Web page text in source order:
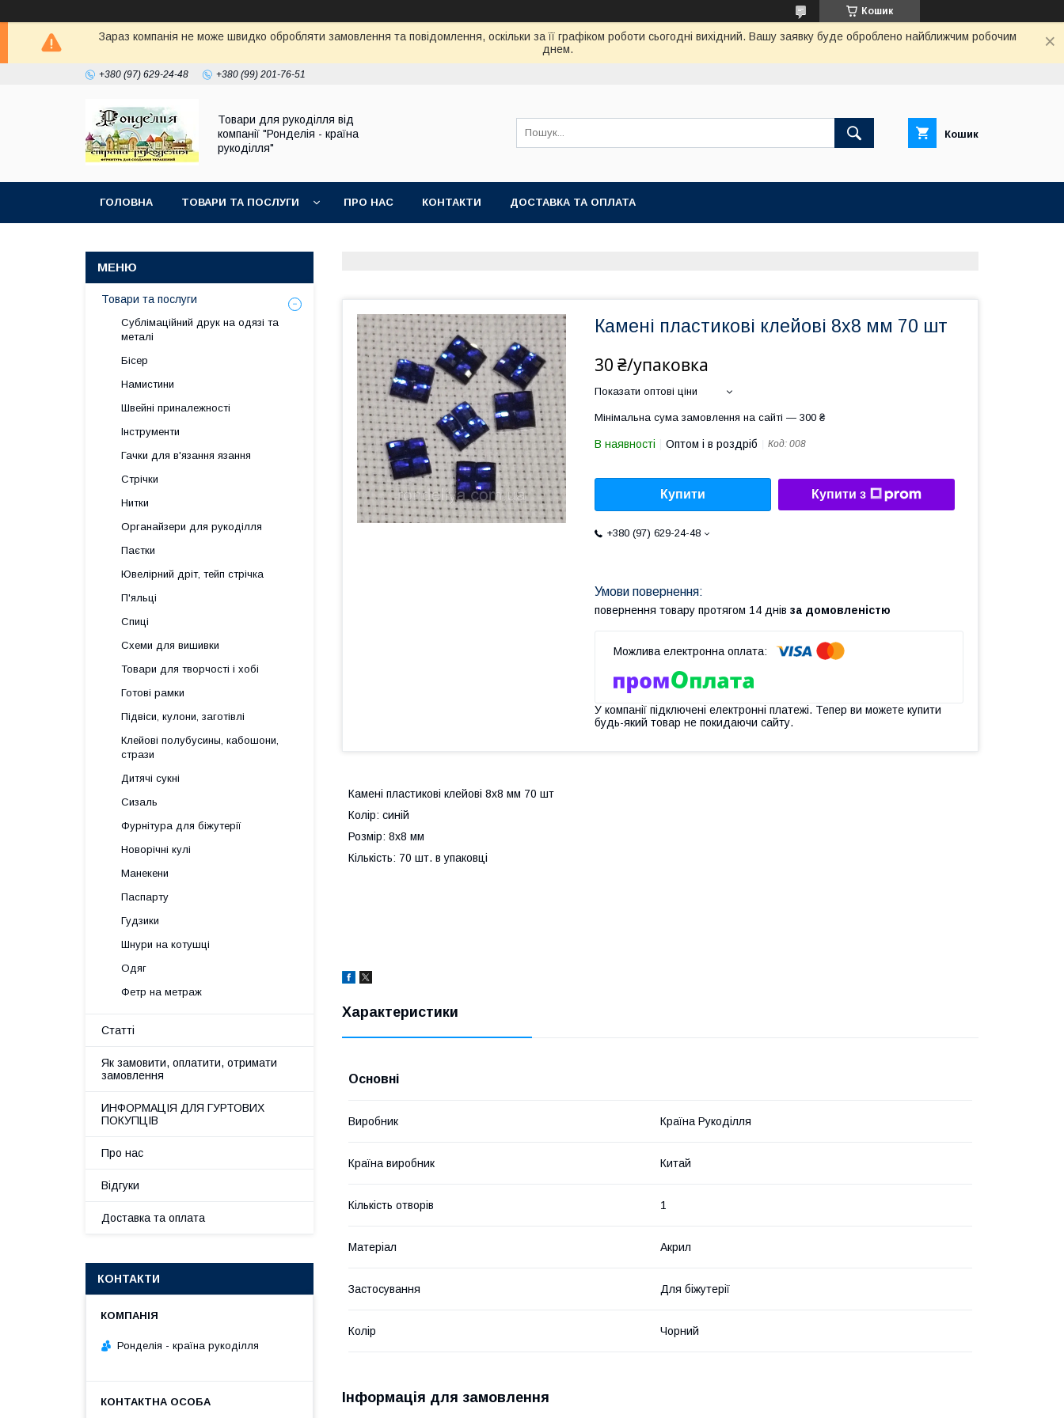
Кошик
Зараз компанія не може швидко обробляти замовлення та повідомлення, оскільки за її графіком роботи сьогодні вихідний. Вашу заявку буде оброблено найближчим робочим
днем.
+380 (97) 629-24-48 +380 (99) 201-76-51
Товари для рукоділля від
компанії "Ронделія - країна
рукоділля"
Кошик
ГОЛОВНА ТОВАРИ ТА ПОСЛУГИ ПРО НАС КОНТАКТИ ДОСТАВКА ТА ОПЛАТА
Камені пластикові клейові 8х8 мм 70 шт
30 ₴/упаковка
Показати оптові ціни
Мінімальна сума замовлення на сайті — 300 ₴
В наявності Оптом і в роздріб Код: 008
Купити Купити з
+380 (97) 629-24-48
повернення товару протягом 14 днів за домовленістю
У компанії підключені електронні платежі. Тепер ви можете купити
будь-який товар не покидаючи сайту.
Камені пластикові клейові 8х8 мм 70 шт
Колір: синій
Розмір: 8х8 мм
Кількість: 70 шт. в упаковці
Характеристики
Основні
Виробник Країна Рукоділля
Країна виробник Китай
Кількість отворів 1
Матеріал Акрил
Застосування Для біжутерії
Колір Чорний
Інформація для замовлення
Товари та послуги
Сублімаційний друк на одязі та
металі
Бісер
Намистини
Швейні приналежності
Інструменти
Гачки для в'язання язання
Стрічки
Нитки
Органайзери для рукоділля
Паєтки
Ювелірний дріт, тейп стрічка
П'яльці
Спиці
Схеми для вишивки
Товари для творчості і хобі
Готові рамки
Підвіси, кулони, заготівлі
Клейові полубусины, кабошони,
стрази
Дитячі сукні
Сизаль
Фурнітура для біжутерії
Новорічні кулі
Манекени
Паспарту
Гудзики
Шнури на котушці
Одяг
Фетр на метраж
Статті
Як замовити, оплатити, отримати
замовлення
ИНФОРМАЦІЯ ДЛЯ ГУРТОВИХ
ПОКУПЦІВ
Про нас
Відгуки
Доставка та оплата
КОНТАКТИ
Ронделія - країна рукоділля